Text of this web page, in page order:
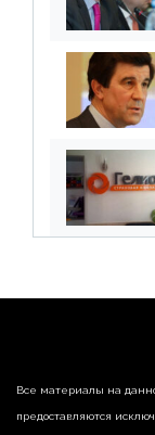
Все материалы на
предоставляются